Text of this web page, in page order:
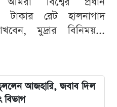
টাকার রেট হালনাগাদ
মুদ্রার বিনিময়...
আজহারি, জবাব দিল
বিভাগ